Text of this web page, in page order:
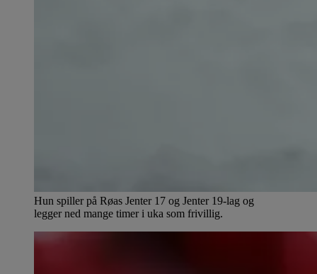
Hun spiller på Røas Jenter 17 og Jenter 19-lag og
legger ned mange timer i uka som frivillig.